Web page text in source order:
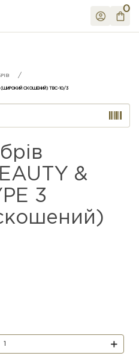
0
3 (ШИРОКИЙ СКОШЕНИЙ) TBC-10/3
&
3